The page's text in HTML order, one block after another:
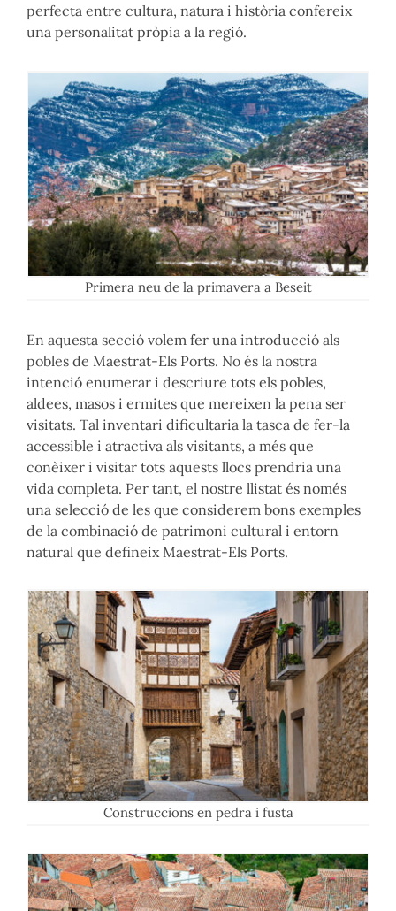
perfecta entre cultura, natura i història confereix
una personalitat pròpia a la regió.
Primera neu de la primavera a Beseit
En aquesta secció volem fer una introducció als
pobles de Maestrat-Els Ports. No és la nostra
intenció enumerar i descriure tots els pobles,
aldees, masos i ermites que mereixen la pena ser
visitats. Tal inventari dificultaria la tasca de fer-la
accessible i atractiva als visitants, a més que
conèixer i visitar tots aquests llocs prendria una
vida completa. Per tant, el nostre llistat és només
una selecció de les que considerem bons exemples
de la combinació de patrimoni cultural i entorn
natural que defineix Maestrat-Els Ports.
Construccions en pedra i fusta